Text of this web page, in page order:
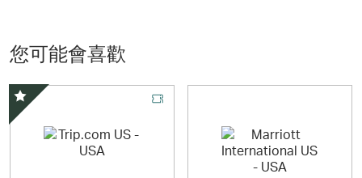
您可能會喜歡
精選優惠